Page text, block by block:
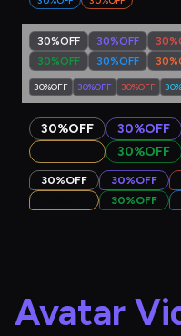
30%OFF 30%OFF
30%OFF
30%OFF
30%OFF 30%OFF 30%OFF
30%OFF 30%OFF
30%OFF
30%OFF 30%OFF
30%OFF
Avatar